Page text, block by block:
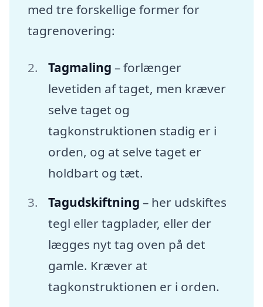
med tre forskellige former for
tagrenovering:
Tagmaling – forlænger
levetiden af taget, men kræver
selve taget og
tagkonstruktionen stadig er i
orden, og at selve taget er
holdbart og tæt.
Tagudskiftning – her udskiftes
tegl eller tagplader, eller der
lægges nyt tag oven på det
gamle. Kræver at
tagkonstruktionen er i orden.